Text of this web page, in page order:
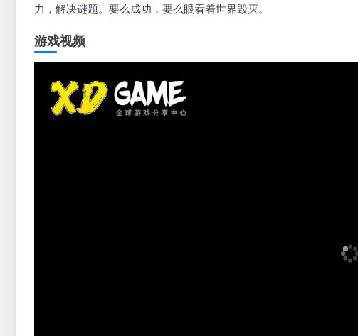
力，解决谜题。要么成功，要么眼看着世界毁灭。
游戏视频